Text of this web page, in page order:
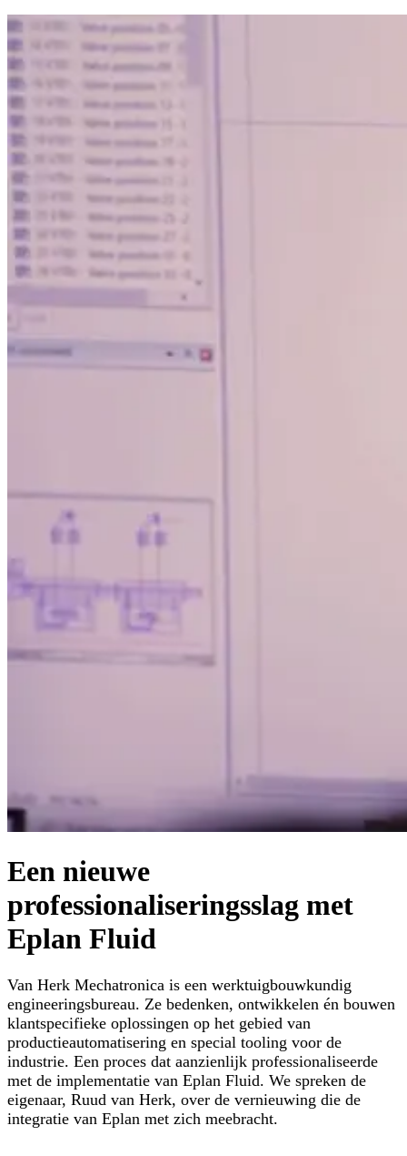
Een nieuwe
professionaliseringsslag met
Eplan Fluid
Van Herk Mechatronica is een werktuigbouwkundig
engineeringsbureau. Ze bedenken, ontwikkelen én bouwen
klantspecifieke oplossingen op het gebied van
productieautomatisering en special tooling voor de
industrie. Een proces dat aanzienlijk professionaliseerde
met de implementatie van Eplan Fluid. We spreken de
eigenaar, Ruud van Herk, over de vernieuwing die de
integratie van Eplan met zich meebracht.